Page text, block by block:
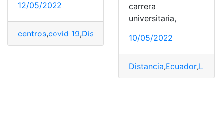
12/05/2022
centros,covid 19,Distancia Fiscales, Refuerzo
carrera
universitaria,
10/05/2022
Distancia,Ecuador,Lista